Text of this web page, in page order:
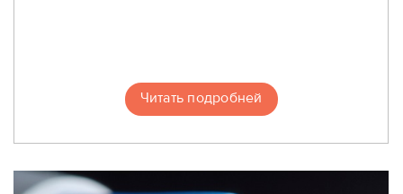
Читать подробней